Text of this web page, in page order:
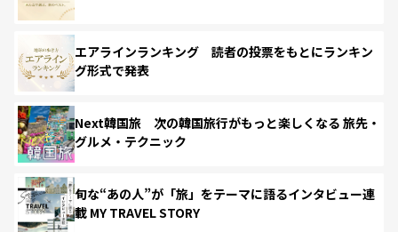
エアラインランキング 読者の投票をもとにランキン
グ形式で発表
Next韓国旅 次の韓国旅行がもっと楽しくなる 旅先・
グルメ・テクニック
旬な“あの人”が「旅」をテーマに語るインタビュー連
載 MY TRAVEL STORY